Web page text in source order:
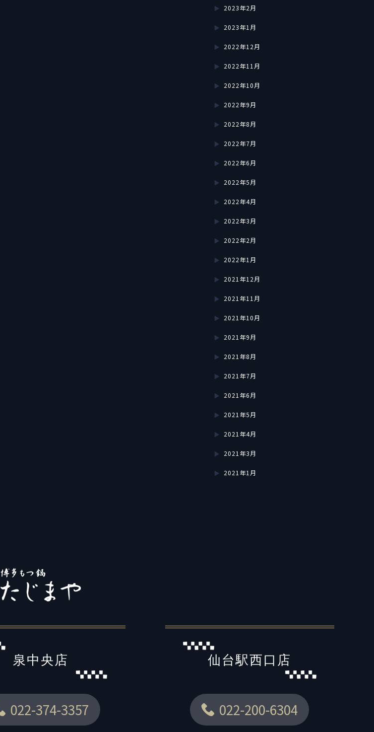
2023年2月
2023年1月
2022年12月
2022年11月
2022年10月
2022年9月
2022年8月
2022年7月
2022年6月
2022年5月
2022年4月
2022年3月
2022年2月
2022年1月
2021年12月
2021年11月
2021年10月
2021年9月
2021年8月
2021年7月
2021年6月
2021年5月
2021年4月
2021年3月
2021年1月
泉中央店
022-374-3357
仙台駅西口店
022-200-6304